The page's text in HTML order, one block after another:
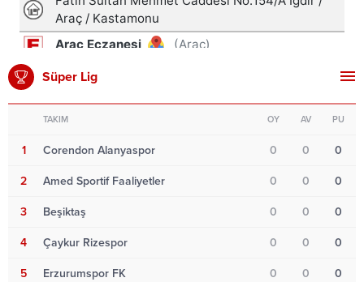
Süper Lig
TAKIM OY AV PU
1 Corendon Alanyaspor 0 0 0
2 Amed Sportif Faaliyetler 0 0 0
3 Beşiktaş 0 0 0
4 Çaykur Rizespor 0 0 0
5 Erzurumspor FK 0 0 0